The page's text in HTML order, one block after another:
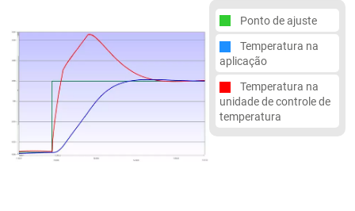
Ponto de ajuste
Temperatura na
aplicação
Temperatura na
unidade de controle de
temperatura